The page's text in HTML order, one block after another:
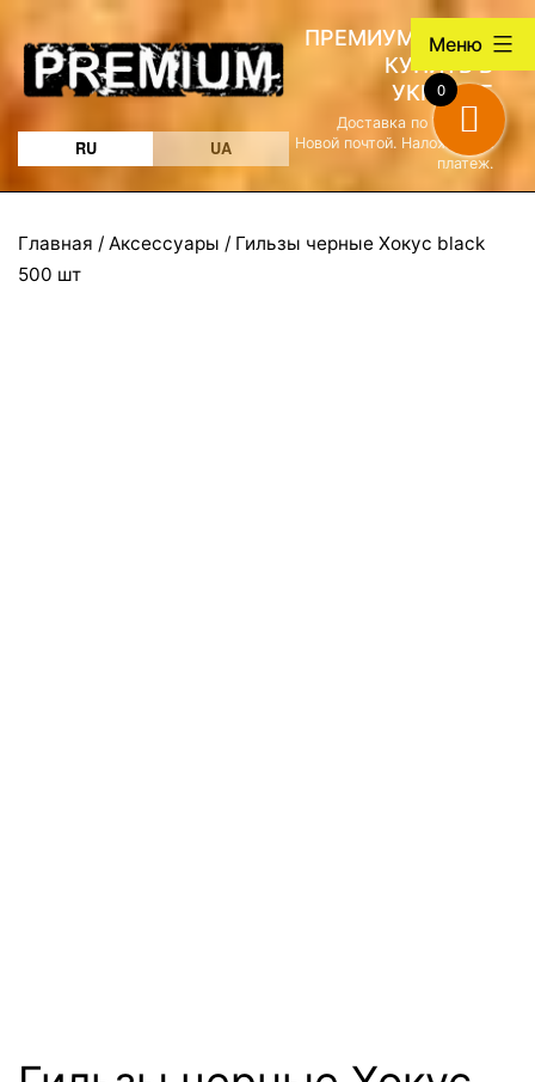
содержимому
RU UA
ПРЕМИУМ ТАБАК
КУПИТЬ В
УКРАИНЕ
Доставка по Украине
Новой почтой. Наложенный
платеж.
Меню
Главная / Аксессуары / Гильзы черные Хокус black
500 шт
0